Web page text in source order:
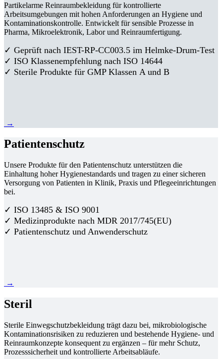
Partikelarme Reinraumbekleidung für kontrollierte
Arbeitsumgebungen mit hohen Anforderungen an Hygiene und
Kontaminationskontrolle. Entwickelt für sensible Prozesse in
Pharma, Mikroelektronik, Labor und Reinraumfertigung.
✓ Geprüft nach IEST-RP-CC003.5 im Helmke-Drum-Test
✓ ISO Klassenempfehlung nach ISO 14644
✓ Sterile Produkte für GMP Klassen A und B
→
Patientenschutz
Unsere Produkte für den Patientenschutz unterstützen die
Einhaltung hoher Hygienestandards und tragen zu einer sicheren
Versorgung von Patienten in Klinik, Praxis und Pflegeeinrichtungen
bei.
✓ ISO 13485 & ISO 9001
✓ Medizinprodukte nach MDR 2017/745(EU)
✓ Patientenschutz und Anwenderschutz
→
Steril
Sterile Einwegschutzbekleidung trägt dazu bei, mikrobiologische
Kontaminationsrisiken zu reduzieren und bestehende Hygiene- und
Reinraumkonzepte konsequent zu ergänzen – für mehr Schutz,
Prozesssicherheit und kontrollierte Arbeitsabläufe.